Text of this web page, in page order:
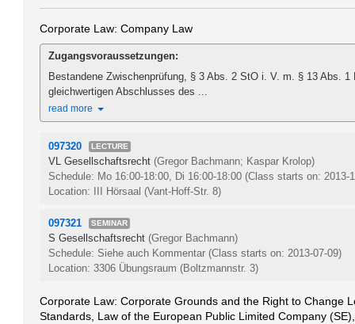
Corporate Law: Company Law
Zugangsvoraussetzungen:
Bestandene Zwischenprüfung, § 3 Abs. 2 StO i. V. m. § 13 Abs. 1
gleichwertigen Abschlusses des ...
read more
097320 LECTURE
VL Gesellschaftsrecht (Gregor Bachmann; Kaspar Krolop)
Schedule: Mo 16:00-18:00, Di 16:00-18:00 (Class starts on: 2013-
Location: III Hörsaal (Vant-Hoff-Str. 8)
097321 SEMINAR
S Gesellschaftsrecht (Gregor Bachmann)
Schedule: Siehe auch Kommentar (Class starts on: 2013-07-09)
Location: 3306 Übungsraum (Boltzmannstr. 3)
Corporate Law: Corporate Grounds and the Right to Change
Standards, Law of the European Public Limited Company